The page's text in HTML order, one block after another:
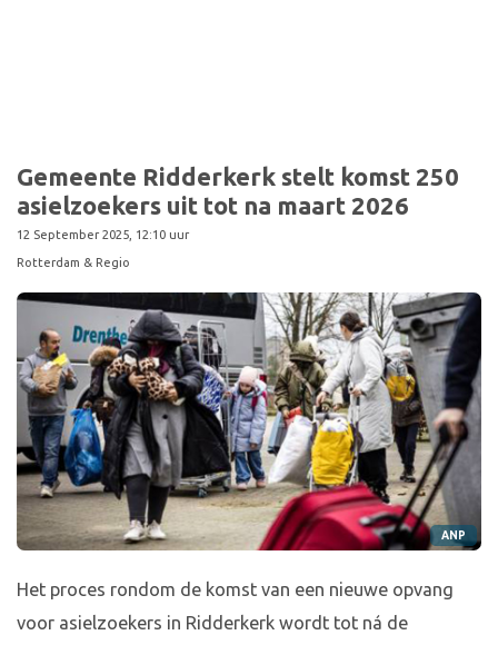
Gemeente Ridderkerk stelt komst 250
asielzoekers uit tot na maart 2026
12 September 2025, 12:10 uur
Rotterdam & Regio
ANP
Het proces rondom de komst van een nieuwe opvang
voor asielzoekers in Ridderkerk wordt tot ná de